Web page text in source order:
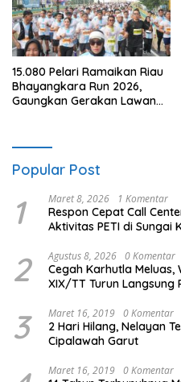
15.080 Pelari Ramaikan Riau
Bhayangkara Run 2026,
Gaungkan Gerakan Lawan
Popular Post
1 Maret 8, 2026 1 Komentar
Respon Cepat Call
Aktivitas PETI di Sungai
2 Agustus 8, 2026 0 Komentar
Cegah Karhutla
XIX/TT Turun Langsung
3 Maret 16, 2019 0 Komentar
2 Hari Hilang, Nelayan
Cipalawah Garut
Maret 16, 2019 0 Komentar